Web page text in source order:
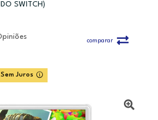
SWITCH)
comparar
Juros